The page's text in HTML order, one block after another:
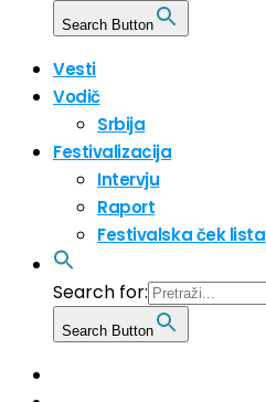
Search Button
Vesti
Vodič
Srbija
Festivalizacija
Intervju
Raport
Festivalska ček lista
Search for:
Search Button